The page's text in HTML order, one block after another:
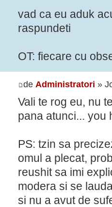
vad ca eu aduk
raspundeti
OT: fiecare cu
de Administratori »
Vali te rog eu, nu
pana atunci... you
PS: tzin sa
omul a plecat,
reushit sa imi
modera si se
si nu a avut de